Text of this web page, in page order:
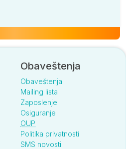
Obaveštenja
Obaveštenja
Mailing lista
Zaposlenje
Osiguranje
OUP
Politika privatnosti
SMS novosti